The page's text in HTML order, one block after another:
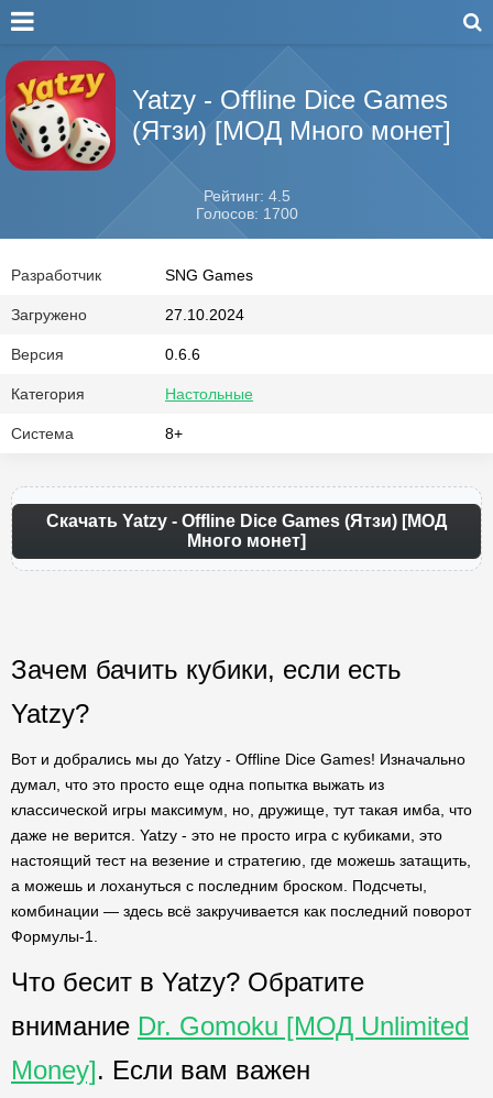
Yatzy - Offline Dice Games
(Ятзи) [МОД Много монет]
Рейтинг: 4.5
Голосов: 1700
Разработчик SNG Games
Загружено 27.10.2024
Версия 0.6.6
Категория Настольные
Система 8+
Скачать Yatzy - Offline Dice Games (Ятзи) [МОД
Много монет]
Зачем бачить кубики, если есть
Yatzy?
Вот и добрались мы до Yatzy - Offline Dice Games! Изначально
думал, что это просто еще одна попытка выжать из
классической игры максимум, но, дружище, тут такая имба, что
даже не верится. Yatzy - это не просто игра с кубиками, это
настоящий тест на везение и стратегию, где можешь затащить,
а можешь и лохануться с последним броском. Подсчеты,
комбинации — здесь всё закручивается как последний поворот
Формулы-1.
Что бесит в Yatzy? Обратите
внимание Dr. Gomoku [МОД Unlimited
Money]. Если вам важен